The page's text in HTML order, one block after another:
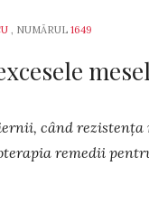
, NUMĂRUL 1649
când
remedii